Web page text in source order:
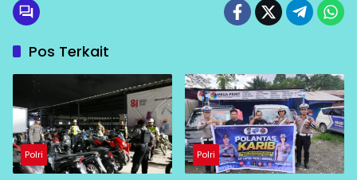
Pos Terkait
Polri Polri